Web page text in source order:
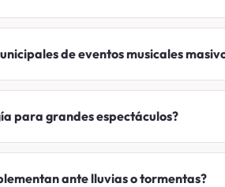
de eventos musicales
para grandes espectáculos?
ante lluvias o tormentas?